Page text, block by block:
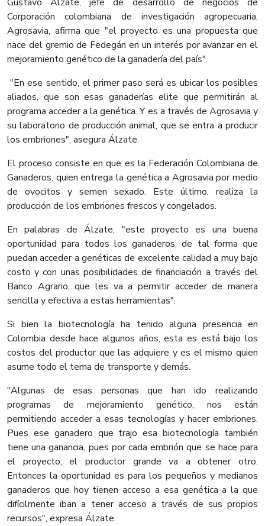
Corporación colombiana de investigación agropecuaria,
Agrosavia, afirma que "el proyecto es una propuesta que
nace del gremio de Fedegán en un interés por avanzar en el
mejoramiento genético de la ganadería del país".
"En ese sentido, el primer paso será es ubicar los posibles
aliados, que son esas ganaderías elite que permitirán al
programa acceder a la genética. Y es a través de Agrosavia y
su laboratorio de producción animal, que se entra a producir
los embriones", asegura Álzate.
El proceso consiste en que es la Federación Colombiana de
Ganaderos, quien entrega la genética a Agrosavia por medio
de ovocitos y semen sexado. Este último, realiza la
producción de los embriones frescos y congelados.
En palabras de Álzate, "este proyecto es una buena
oportunidad para todos los ganaderos, de tal forma que
puedan acceder a genéticas de excelente calidad a muy bajo
costo y con unas posibilidades de financiación a través del
Banco Agrario, que les va a permitir acceder de manera
sencilla y efectiva a estas herramientas".
Si bien la biotecnología ha tenido alguna presencia en
Colombia desde hace algunos años, esta es está bajo los
costos del productor que las adquiere y es el mismo quien
asume todo el tema de transporte y demás.
"Algunas de esas personas que han ido realizando
programas de mejoramiento genético, nos están
permitiendo acceder a esas tecnologías y hacer embriones.
Pues ese ganadero que trajo esa biotecnología también
tiene una ganancia, pues por cada embrión que se hace para
el proyecto, el productor grande va a obtener otro.
Entonces la oportunidad es para los pequeños y medianos
ganaderos que hoy tienen acceso a esa genética a la que
difícilmente iban a tener acceso a través de sus propios
recursos", expresa Álzate.